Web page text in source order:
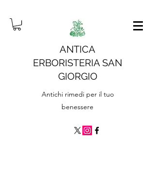
ANTICA
ERBORISTERIA SAN
GIORGIO
Antichi rimedi per il tuo
benessere